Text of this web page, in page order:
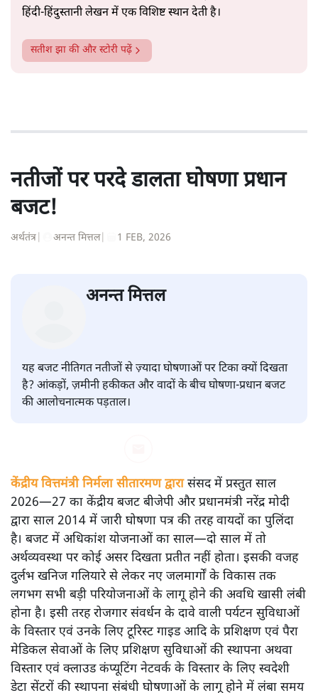
संस्कृति और भाषा पर उनकी दृष्टि गहरी और साफ़ है। उनकी शैली—
सतीश झा
बजट!
अर्थतंत्र | अनन्त मित्तल| 1 FEB, 2026
अनन्त मित्तल
यह बजट नीतिगत नतीजों से ज़्यादा घोषणाओं पर टिका क्यों दिखता